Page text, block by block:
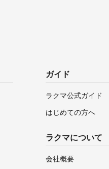
ガイド
ラクマ公式ガイド
はじめての方へ
ラクマについて
会社概要